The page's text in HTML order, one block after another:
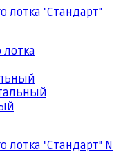
лотка "Стандарт"
"Стандарт" N